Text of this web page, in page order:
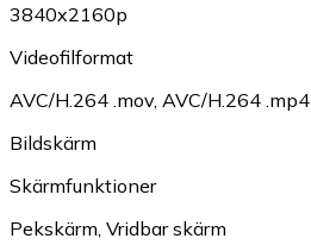
3840x2160p
Videofilformat
AVC/H.264 .mov, AVC/H.264 .mp4
Bildskärm
Skärmfunktioner
Pekskärm Vridbar skärm